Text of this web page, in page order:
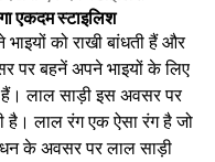
एकदम स्टाइलिश
को राखी बांधती हैं और
पर बहनें अपने भाइयों के लिए
लाल साड़ी इस अवसर पर
लाल रंग एक ऐसा रंग है जो
के अवसर पर लाल साड़ी